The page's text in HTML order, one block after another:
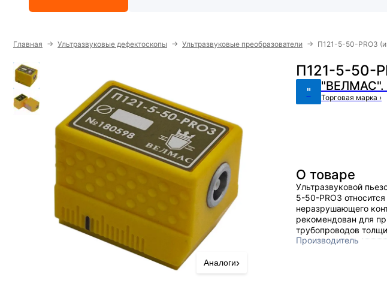
Главная → Ультразвуковые дефектоскопы → Ультразвуковые преобразователи → П121-5-50-PRO3
П121-5-50-
" "ВЕЛМАС".
Торговая марка ›
Аналоги›
О товаре
Ультразвуковой
5-50-PRO3
неразрушающего
рекомендован для
трубопроводов
Производитель